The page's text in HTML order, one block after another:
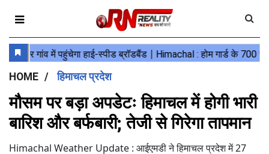
HOME हिमाचल प्रदेश
मौसम पर बड़ा अपडेटः हिमाचल में होगी भारी
बारिश और बर्फबारी; तेजी से गिरेगा तापमान
Himachal Weather Update : आईएमडी ने हिमाचल प्रदेश में 27